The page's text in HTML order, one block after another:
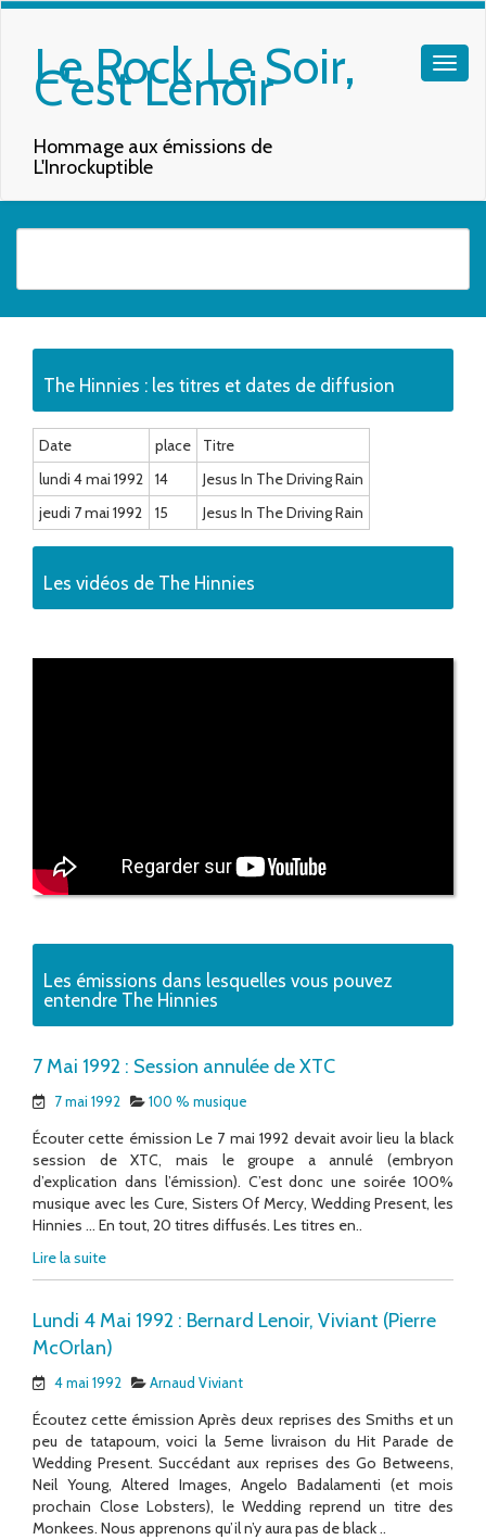
Le Rock Le Soir,
C'est Lenoir
Hommage aux émissions de
L'Inrockuptible
The Hinnies : les titres et dates de diffusion
Date place
Titre
lundi 4 mai 1992
14
Jesus In The Driving Rain
jeudi 7 mai 1992
15 Jesus In The Driving Rain
Les vidéos de The Hinnies
Les émissions dans lesquelles vous pouvez
entendre The Hinnies
7 Mai 1992 : Session annulée de XTC
7 mai 1992 100 % musique
Écouter cette émission Le 7 mai 1992 devait avoir lieu la black
session de XTC, mais le groupe a annulé (embryon
d’explication dans l’émission). C’est donc une soirée 100%
musique avec les Cure, Sisters Of Mercy, Wedding Present, les
Hinnies … En tout, 20 titres diffusés. Les titres en..
Lire la suite
Lundi 4 Mai 1992 : Bernard Lenoir, Viviant (Pierre
McOrlan)
4 mai 1992 Arnaud Viviant
Écoutez cette émission Après deux reprises des Smiths et un
peu de tatapoum, voici la 5eme livraison du Hit Parade de
Wedding Present. Succédant aux reprises des Go Betweens,
Neil Young, Altered Images, Angelo Badalamenti (et mois
prochain Close Lobsters), le Wedding reprend un titre des
Monkees. Nous apprenons qu’il n’y aura pas de black ..